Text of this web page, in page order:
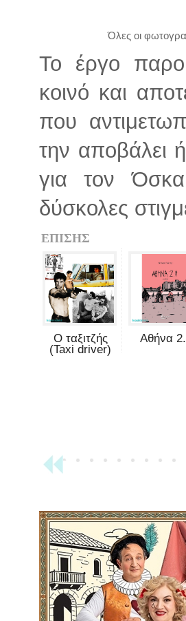
Όλες οι
Το έργο
κοινό και
που
την αποβάλει
για τον
δύσκολες
ΕΠΙΣΗΣ
Ο ταξιτζής
(Taxi driver)
Αθήνα